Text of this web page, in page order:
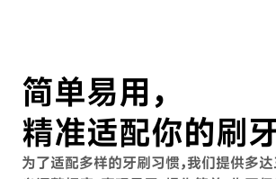
简单易用，
精准适配你的刷
为了适配多样的牙刷习惯，我们提供多